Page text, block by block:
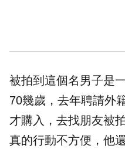
被拍到這個名男子是
70幾歲，去年聘請外
才購入，去找朋友被
真的行動不方便，他